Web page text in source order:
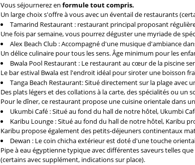
Vous séjournerez en formule tout compris.
Un large choix s'offre à vous avec un éventail de restaurants
Tamarind Restaurant : restaurant principal proposant
Une fois par semaine, vous pourrez déguster une myriade de
Alex Beach Club : Accompagné d'une musique d'ambiance
Un délice culinaire pour tous les sens. Âge minimum pour les
Bwala Pool Restaurant : Le restaurant au cœur de la piscine
Le bar estival Bwala est l'endroit idéal pour siroter une boisson
Tanga Beach Restaurant: Situé directement sur la plage avec
Des plats légers et des collations à la carte, des spécialités ou
Pour le dîner, ce restaurant propose une cuisine orientale dans
Ukumbi Café : Situé au fond du hall de notre hôtel, Ukumbi
Karibu Lounge : Situé au fond du hall de notre hôtel, Karibu
Karibu propose également des petits-déjeuners continentaux
Dewan : Le coin chicha extérieur est doté d'une touche
Pipe à eau égyptienne typique avec différentes saveurs telles
(certains avec supplément, indications sur place).